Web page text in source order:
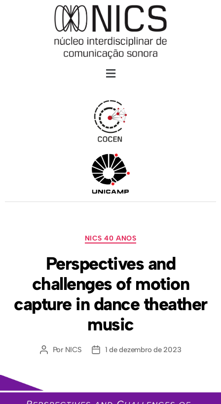
NICS 40 ANOS
Perspectives and
challenges of motion
capture in dance theather
music
Por NICS 1 de dezembro de 2023